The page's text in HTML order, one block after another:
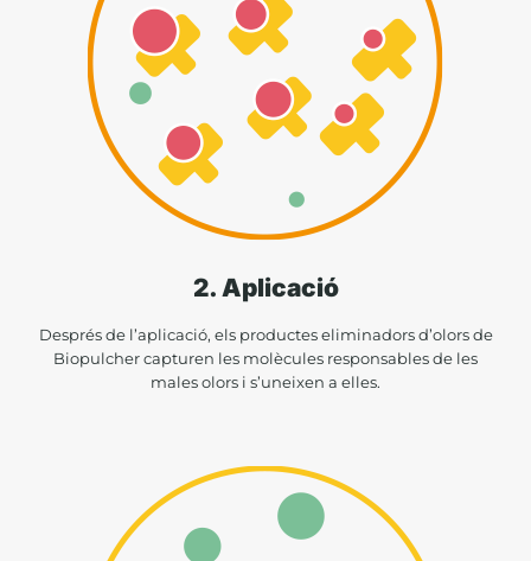
2. Aplicació
Després de l’aplicació, els productes eliminadors d’olors de
Biopulcher capturen les molècules responsables de les
males olors i s’uneixen a elles.